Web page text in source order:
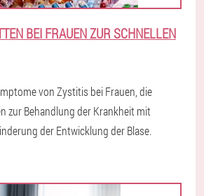
BEI FRAUEN ZUR SCHNELLEN
von Zystitis bei Frauen, die
zur Behandlung der Krankheit mit
der Entwicklung der Blase.